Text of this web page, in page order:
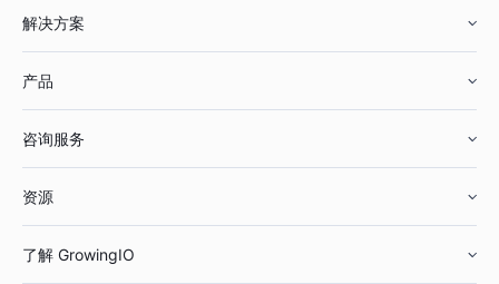
解决方案
鞋服行业
汽车行业
产品
智能运营
咨询服务
资源
了解 GrowingIO